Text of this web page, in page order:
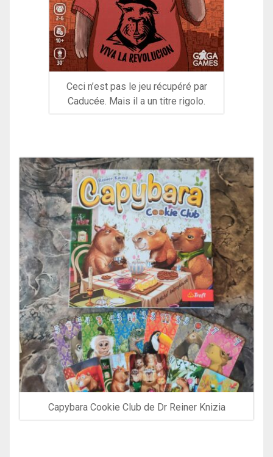
Ceci n’est pas le jeu récupéré par
Caducée. Mais il a un titre rigolo.
Capybara Cookie Club de Dr Reiner Knizia